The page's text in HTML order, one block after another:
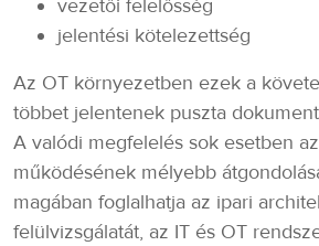
vezetői felelősség
jelentési kötelezettség
Az OT környezetben ezek a
többet jelentenek puszta
A valódi megfelelés sok esetben
működésének mélyebb
magában foglalhatja az ipari
felülvizsgálatát, az IT és OT